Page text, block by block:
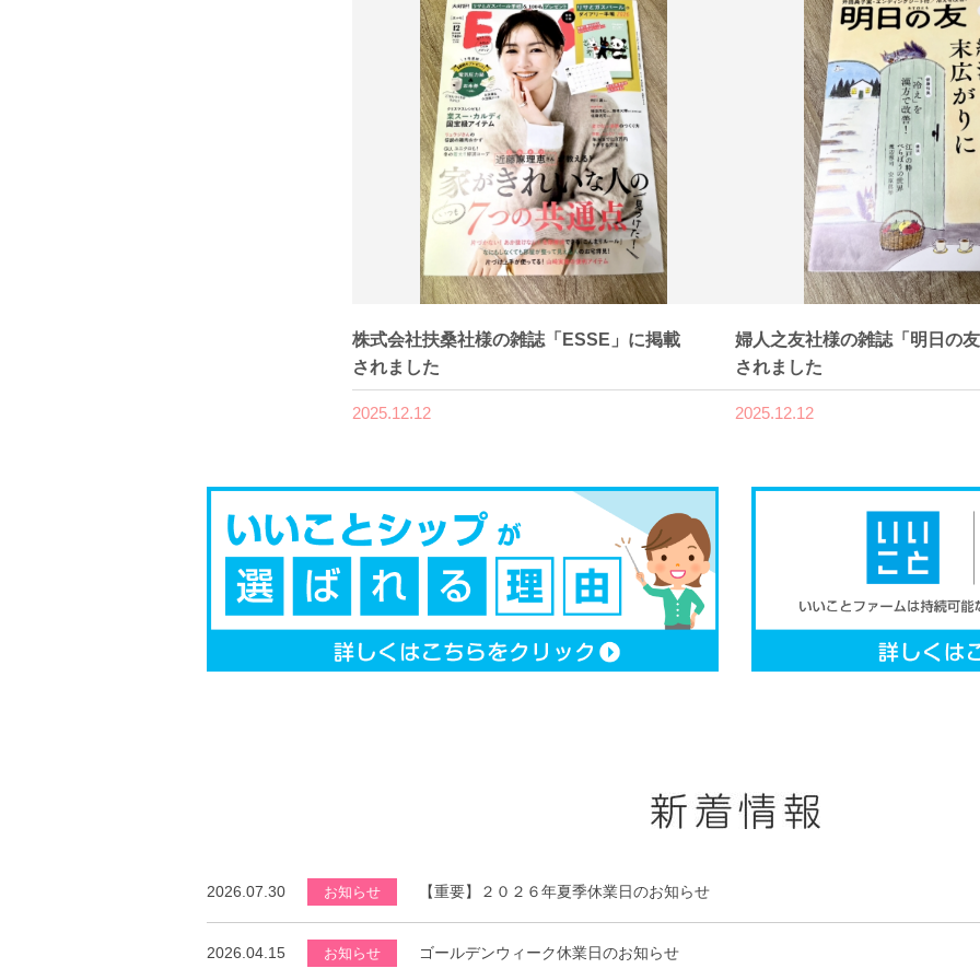
株式会社扶桑社様の雑誌「ESSE」に掲載
されました
2025.12.12
婦人之友社様の雑誌「明日の
されました
2025.12.12
2026.07.30 お知らせ 【重要】２０２６年夏季休業日のお知らせ
2026.04.15 お知らせ ゴールデンウィーク休業日のお知らせ